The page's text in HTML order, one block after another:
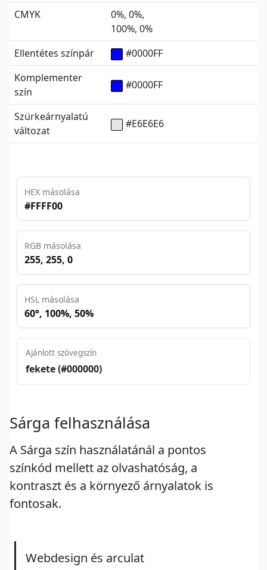
CMYK
0%, 0%,
100%, 0%
Ellentétes színpár
#0000FF
Komplementer
szín
#0000FF
Szürkeárnyalatú
változat
#E6E6E6
HEX másolása
#FFFF00
RGB másolása
255, 255, 0
HSL másolása
60°, 100%, 50%
Ajánlott szövegszín
fekete (#000000)
Sárga felhasználása
A Sárga szín használatánál a pontos
színkód mellett az olvashatóság, a
kontraszt és a környező árnyalatok is
fontosak.
Webdesign és arculat